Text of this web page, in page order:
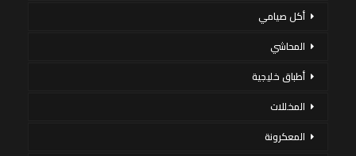
أكل صيامي
المحاشي
أطباق خليجية
المخللات
المعكرونة